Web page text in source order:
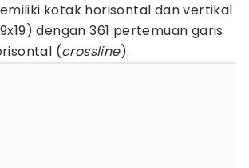
kotak horisontal dan vertikal
dengan 361 pertemuan garis
(crossline).